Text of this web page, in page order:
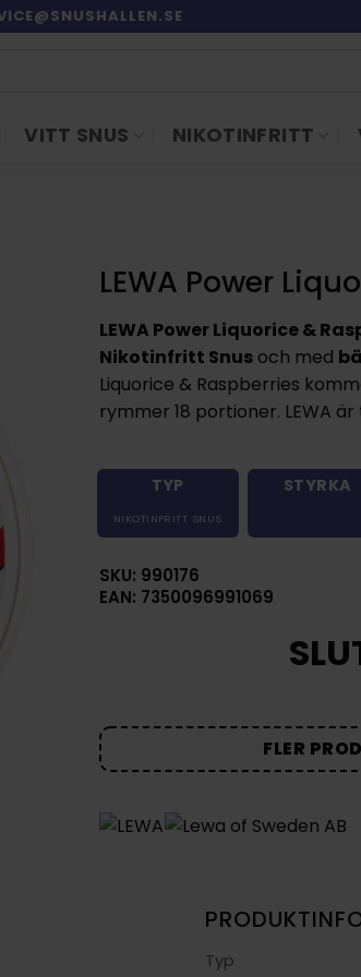
VITT SNUS NIKOTINFRITT
LEWA Power
LEWA Power Liquorice &
Nikotinfritt Snus och med
Liquorice & Raspberries
rymmer 18 portioner. LEWA
TYP
NIKOTINFRITT SNUS
STYRKA
SKU: 990176
EAN: 7350096991069
FLER
Typ